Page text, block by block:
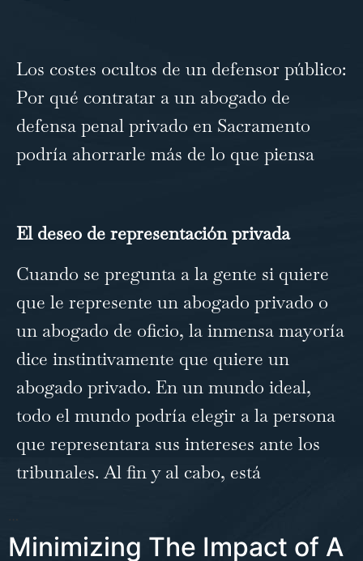
Los costes ocultos de un defensor público:
Por qué contratar a un abogado de
defensa penal privado en Sacramento
podría ahorrarle más de lo que piensa
El deseo de representación privada
Cuando se pregunta a la gente si quiere
que le represente un abogado privado o
un abogado de oficio, la inmensa mayoría
dice instintivamente que quiere un
abogado privado. En un mundo ideal,
todo el mundo podría elegir a la persona
que representara sus intereses ante los
tribunales. Al fin y al cabo, está
…
Minimizing The Impact of A